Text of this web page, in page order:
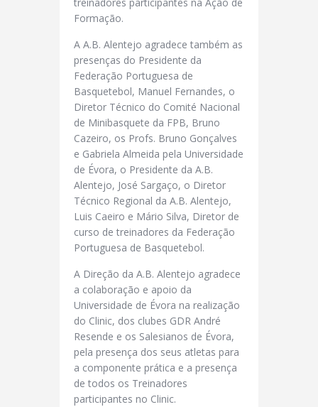
Formação.
A A.B. Alentejo agradece também as
presenças do Presidente da
Federação Portuguesa de
Basquetebol, Manuel Fernandes, o
Diretor Técnico do Comité Nacional
de Minibasquete da FPB, Bruno
Cazeiro, os Profs. Bruno Gonçalves
e Gabriela Almeida pela Universidade
de Évora, o Presidente da A.B.
Alentejo, José Sargaço, o Diretor
Técnico Regional da A.B. Alentejo,
Luis Caeiro e Mário Silva, Diretor de
curso de treinadores da Federação
Portuguesa de Basquetebol.
A Direção da A.B. Alentejo agradece
a colaboração e apoio da
Universidade de Évora na realização
do Clinic, dos clubes GDR André
Resende e os Salesianos de Évora,
pela presença dos seus atletas para
a componente prática e a presença
de todos os Treinadores
participantes no Clinic.